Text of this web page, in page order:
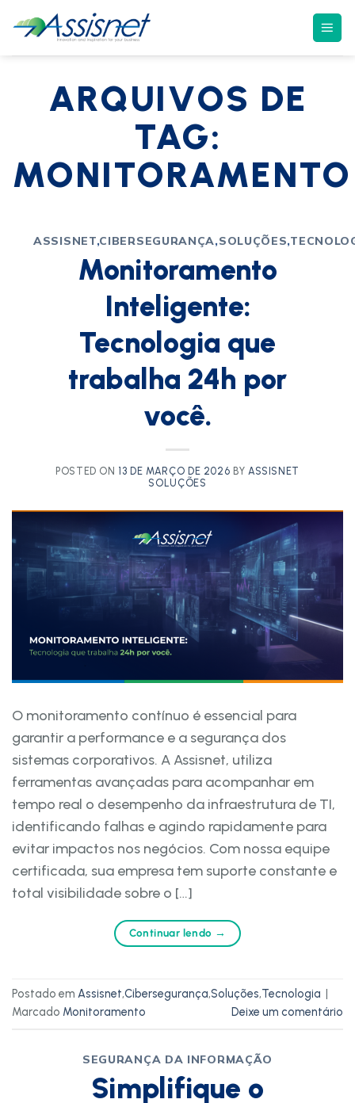
ARQUIVOS DE
TAG:
MONITORAMENTO
ASSISNET,CIBERSEGURANÇA,SOLUÇÕES,
Monitoramento
Inteligente:
Tecnologia que
trabalha 24h por
você.
POSTED ON 13 DE MARÇO DE 2026 BY ASSISNET
SOLUÇÕES
O monitoramento contínuo é essencial para
garantir a performance e a segurança dos
sistemas corporativos. A Assisnet, utiliza
ferramentas avançadas para acompanhar em
tempo real o desempenho da infraestrutura de TI,
identificando falhas e agindo rapidamente para
evitar impactos nos negócios. Com nossa equipe
certificada, sua empresa tem suporte constante e
total visibilidade sobre o […]
Continuar lendo →
Postado em Assisnet,Cibersegurança,Soluções,Tecnologia
Marcado Monitoramento Deixe um comentário
SEGURANÇA DA INFORMAÇÃO
Simplifique o